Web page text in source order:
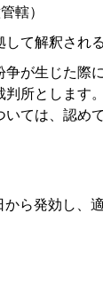
轄）
て解釈され
が生じた際
所とします
ては、認め
ら発効し、